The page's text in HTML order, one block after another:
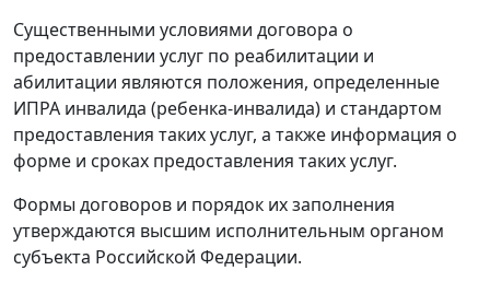
Существенными условиями договора о
предоставлении услуг по реабилитации и
абилитации являются положения, определенные
ИПРА инвалида (ребенка-инвалида) и стандартом
предоставления таких услуг, а также информация о
форме и сроках предоставления таких услуг.
Формы договоров и порядок их заполнения
утверждаются высшим исполнительным органом
субъекта Российской Федерации.